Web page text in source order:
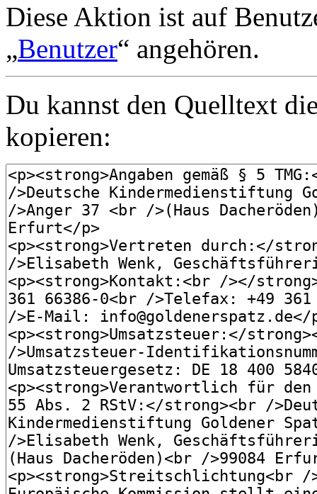
Diese Aktion ist auf
„Benutzer“ angehören.
Du kannst den Quelltext
kopieren: